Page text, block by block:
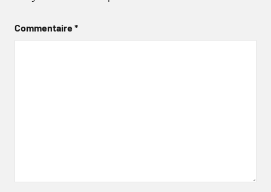
Commentaire*